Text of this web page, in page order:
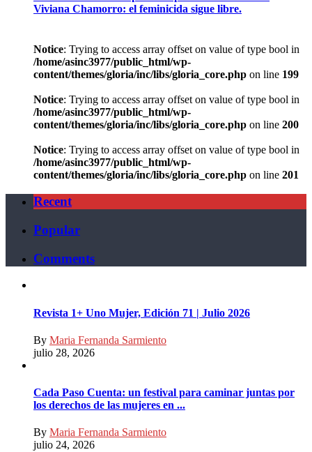
Viviana Chamorro: el feminicida sigue libre.
Notice: Trying to access array offset on value of type bool in
/home/asinc3977/public_html/wp-
content/themes/gloria/inc/libs/gloria_core.php on line 199
Notice: Trying to access array offset on value of type bool in
/home/asinc3977/public_html/wp-
content/themes/gloria/inc/libs/gloria_core.php on line 200
Notice: Trying to access array offset on value of type bool in
/home/asinc3977/public_html/wp-
content/themes/gloria/inc/libs/gloria_core.php on line 201
Recent
Popular
Comments
Revista 1+ Uno Mujer, Edición 71 | Julio 2026
By Maria Fernanda Sarmiento
julio 28, 2026
Cada Paso Cuenta: un festival para caminar juntas por
los derechos de las mujeres en ...
By Maria Fernanda Sarmiento
julio 24, 2026